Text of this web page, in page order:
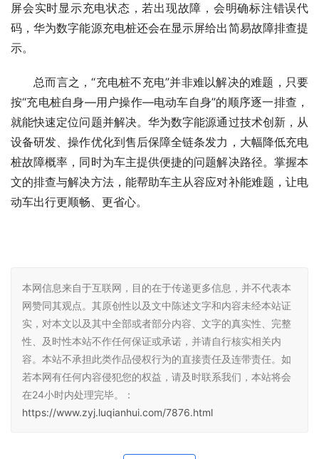
屏会实时显示充电状态，若出现故障，会明确标注错误代
码，华为数字能源充电桩还会在显示屏给出简易故障排查提
示。
总而言之，“充电桩不充电”并非难以解决的难题，只要
按“充电桩自身—用户操作—电动车自身”的顺序逐一排查，
就能快速定位问题并解决。华为数字能源通过技术创新，从
设备研发、操作优化到售后保障全链条发力，大幅降低充电
桩故障概率，同时为车主提供便捷的问题解决路径。掌握本
文的排查与解决方法，能帮助车主从容应对补能难题，让电
动车出行更顺畅、更省心。
本网信息来自于互联网，目的在于传递更多信息，并不代表本
网赞同其观点。其原创性以及文中陈述文字和内容未经本站证
实，对本文以及其中全部或者部分内容、文字的真实性、完整
性、及时性本站不作任何保证或承诺，并请自行核实相关内
容。本站不承担此类作品侵权行为的直接责任及连带责任。如
若本网有任何内容侵犯您的权益，请及时联系我们，本站将会
在24小时内处理完毕。：
https://www.zyj.luqianhui.com/7876.html